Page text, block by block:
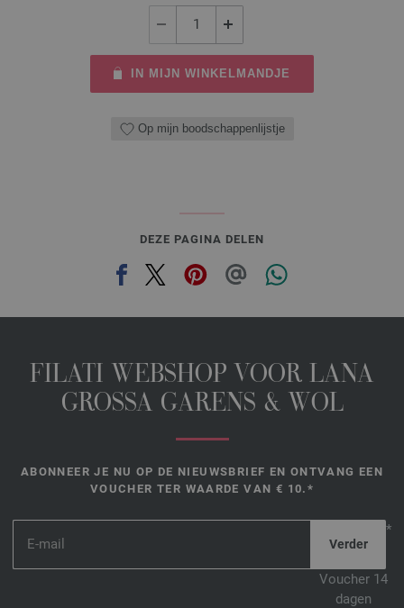
IN MIJN WINKELMANDJE
Op mijn boodschappenlijstje
DEZE PAGINA DELEN
FILATI WEBSHOP VOOR LANA
GROSSA GARENS & WOL
ABONNEER JE NU OP DE NIEUWSBRIEF EN ONTVANG EEN
VOUCHER TER WAARDE VAN € 10.*
*
Voucher 14
dagen